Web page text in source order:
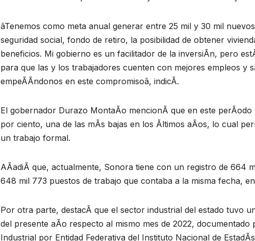
âTenemos como meta anual generar entre 25 mil y 30 mil
seguridad social, fondo de retiro, la posibilidad de obtener
beneficios. Mi gobierno es un facilitador de la inversiÃn, pero
para que las y los trabajadores cuenten con mejores empleos y
empeÃÃndonos en este compromisoâ, indicÃ.
El gobernador Durazo MontaÃo mencionÃ que en este perÃodo
por ciento, una de las mÃs bajas en los Ãltimos aÃos, lo cual
un trabajo formal.
AÃadiÃ que, actualmente, Sonora tiene con un registro de 664
648 mil 773 puestos de trabajo que contaba a la misma fecha,
Por otra parte, destacÃ que el sector industrial del estado tuvo
del presente aÃo respecto al mismo mes de 2022,
Industrial por Entidad Federativa del Instituto Nacional de